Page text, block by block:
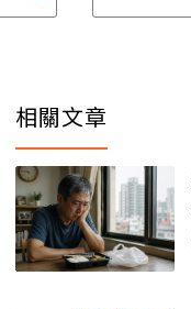
相關文章